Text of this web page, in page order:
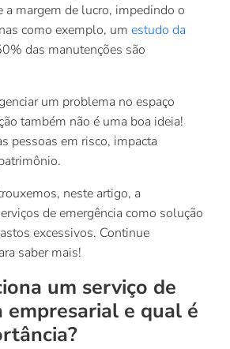
a margem de lucro, impedindo o
como exemplo, um estudo da
das manutenções são
um problema no espaço
também não é uma boa ideia!
pessoas em risco, impacta
neste artigo, a
de emergência como solução
excessivos. Continue
saber mais!
um serviço de
empresarial e qual é